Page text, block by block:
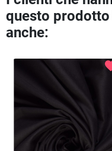
questo
anche: